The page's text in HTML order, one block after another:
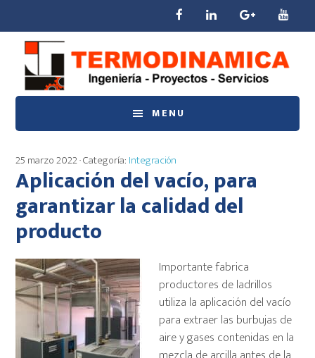
contenido
principal
barra
lateral
principal
página
MENU
25 marzo 2022· Categoría: Integración
Aplicación del vacío, para
garantizar la calidad del
producto
Importante fabrica
productores de ladrillos
utiliza la aplicación del vacío
para extraer las burbujas de
aire y gases contenidas en la